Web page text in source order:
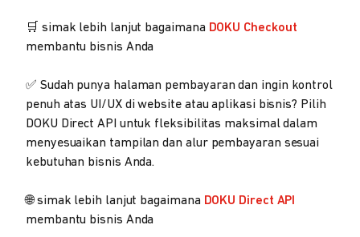
🛒 simak lebih lanjut bagaimana DOKU Checkout
membantu bisnis Anda
✅ Sudah punya halaman pembayaran dan ingin kontrol
penuh atas UI/UX di website atau aplikasi bisnis? Pilih
DOKU Direct API untuk fleksibilitas maksimal dalam
menyesuaikan tampilan dan alur pembayaran sesuai
kebutuhan bisnis Anda.
🌐 simak lebih lanjut bagaimana DOKU Direct API
membantu bisnis Anda